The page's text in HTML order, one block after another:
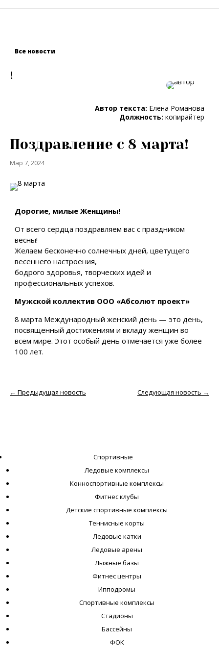
Все новости
!
Автор текста: Елена Романова
Должность: копирайтер
Поздравление с 8 марта!
Мар 7, 2024
Дорогие, милые Женщины!
От всего сердца поздравляем вас с праздником
весны!
Желаем бесконечно солнечных дней, цветущего
весеннего настроения,
бодрого здоровья, творческих идей и
профессиональных успехов.
Мужской коллектив ООО «Абсолют проект»
8 марта Международный женский день — это день,
посвященный достижениям и вкладу женщин во
всем мире. Этот особый день отмечается уже более
100 лет.
← Предыдущая новость Следующая новость →
Спортивные
Ледовые комплексы
Конноспортивные комплексы
Фитнес клубы
Детские спортивные комплексы
Теннисные корты
Ледовые катки
Ледовые арены
Лыжные базы
Фитнес центры
Ипподромы
Спортивные комплексы
Стадионы
Бассейны
ФОК